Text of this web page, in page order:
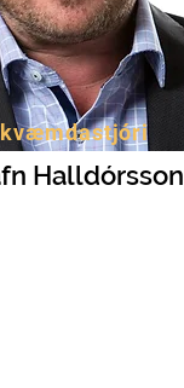
Halldórsson